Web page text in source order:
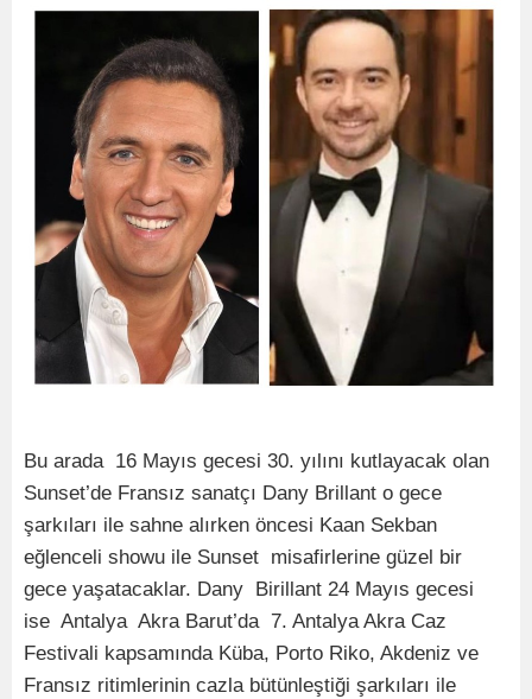
Bu arada 16 Mayıs gecesi 30. yılını kutlayacak olan
Sunset’de Fransız sanatçı Dany Brillant o gece
şarkıları ile sahne alırken öncesi Kaan Sekban
eğlenceli showu ile Sunset misafirlerine güzel bir
gece yaşatacaklar. Dany Birillant 24 Mayıs gecesi
ise Antalya Akra Barut’da 7. Antalya Akra Caz
Festivali kapsamında Küba, Porto Riko, Akdeniz ve
Fransız ritimlerinin cazla bütünleştiği şarkıları ile